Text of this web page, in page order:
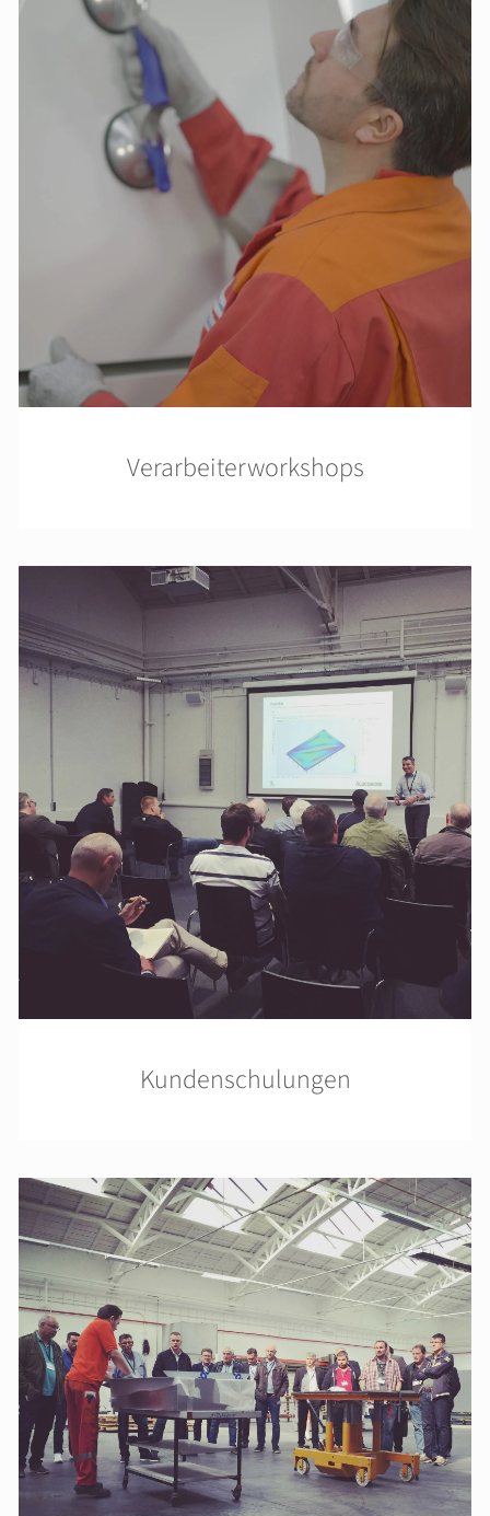
Verarbeiterworkshops
Kundenschulungen